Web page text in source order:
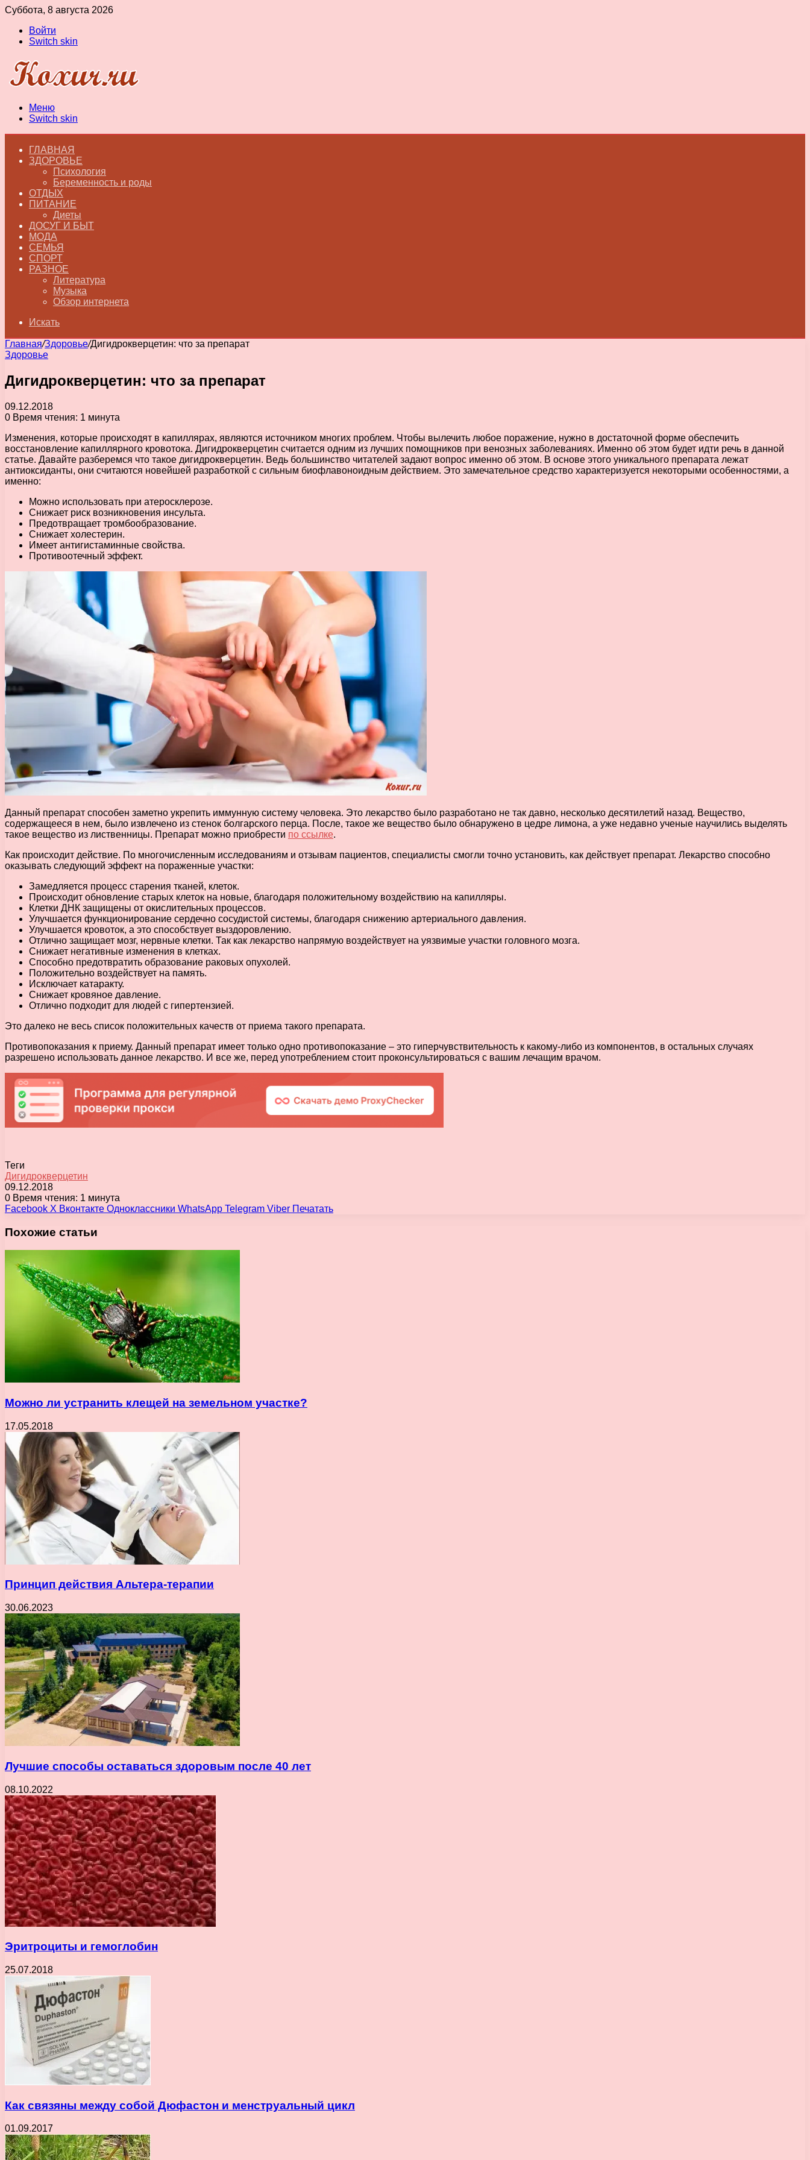
Суббота, 8 августа 2026
Войти
Switch skin
Меню
Switch skin
ГЛАВНАЯ
ЗДОРОВЬЕ
Психология
Беременность и роды
ОТДЫХ
ПИТАНИЕ
Диеты
ДОСУГ И БЫТ
МОДА
СЕМЬЯ
СПОРТ
РАЗНОЕ
Литература
Музыка
Обзор интернета
Искать
Главная/Здоровье/Дигидрокверцетин: что за препарат
Здоровье
Дигидрокверцетин: что за препарат
09.12.2018
0 Время чтения: 1 минута
Изменения, которые происходят в капиллярах, являются источником многих проблем. Чтобы вылечить любое поражение, нужно в достаточной форме обеспечить
восстановление капиллярного кровотока. Дигидрокверцетин считается одним из лучших помощников при венозных заболеваниях. Именно об этом будет идти речь в данной
статье. Давайте разберемся что такое дигидрокверцетин. Ведь большинство читателей задают вопрос именно об этом. В основе этого уникального препарата лежат
антиоксиданты, они считаются новейшей разработкой с сильным биофлавоноидным действием. Это замечательное средство характеризуется некоторыми особенностями, а
именно:
Можно использовать при атеросклерозе.
Снижает риск возникновения инсульта.
Предотвращает тромбообразование.
Снижает холестерин.
Имеет антигистаминные свойства.
Противоотечный эффект.
Данный препарат способен заметно укрепить иммунную систему человека. Это лекарство было разработано не так давно, несколько десятилетий назад. Вещество,
содержащееся в нем, было извлечено из стенок болгарского перца. После, такое же вещество было обнаружено в цедре лимона, а уже недавно ученые научились выделять
такое вещество из лиственницы. Препарат можно приобрести по ссылке.
Как происходит действие. По многочисленным исследованиям и отзывам пациентов, специалисты смогли точно установить, как действует препарат. Лекарство способно
оказывать следующий эффект на пораженные участки:
Замедляется процесс старения тканей, клеток.
Происходит обновление старых клеток на новые, благодаря положительному воздействию на капилляры.
Клетки ДНК защищены от окислительных процессов.
Улучшается функционирование сердечно сосудистой системы, благодаря снижению артериального давления.
Улучшается кровоток, а это способствует выздоровлению.
Отлично защищает мозг, нервные клетки. Так как лекарство напрямую воздействует на уязвимые участки головного мозга.
Снижает негативные изменения в клетках.
Способно предотвратить образование раковых опухолей.
Положительно воздействует на память.
Исключает катаракту.
Снижает кровяное давление.
Отлично подходит для людей с гипертензией.
Это далеко не весь список положительных качеств от приема такого препарата.
Противопоказания к приему. Данный препарат имеет только одно противопоказание – это гиперчувствительность к какому-либо из компонентов, в остальных случаях
разрешено использовать данное лекарство. И все же, перед употреблением стоит проконсультироваться с вашим лечащим врачом.
Теги
Дигидрокверцетин
09.12.2018
0 Время чтения: 1 минута
Facebook X Вконтакте Одноклассники WhatsApp Telegram Viber Печатать
Похожие статьи
Можно ли устранить клещей на земельном участке?
17.05.2018
Принцип действия Альтера-терапии
30.06.2023
Лучшие способы оставаться здоровым после 40 лет
08.10.2022
Эритроциты и гемоглобин
25.07.2018
Как связяны между собой Дюфастон и менструальный цикл
01.09.2017